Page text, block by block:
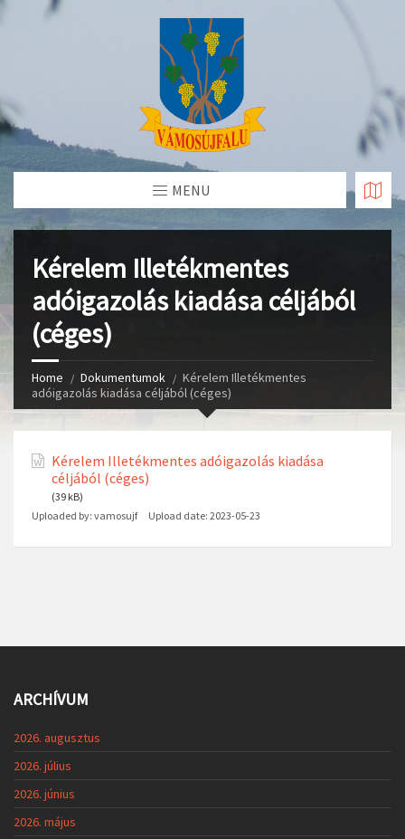
Skip
MENU
Kérelem Illetékmentes
adóigazolás kiadása céljából
(céges)
Home Dokumentumok
Kérelem Illetékmentes
adóigazolás kiadása céljából (céges)
Kérelem Illetékmentes adóigazolás kiadása
céljából (céges)
(39 kB)
Uploaded by: vamosujf Upload date: 2023-05-23
ARCHÍVUM
2026. augusztus
2026. július
2026. június
2026. május